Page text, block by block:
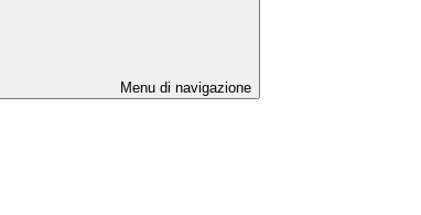
Menu di navigazione